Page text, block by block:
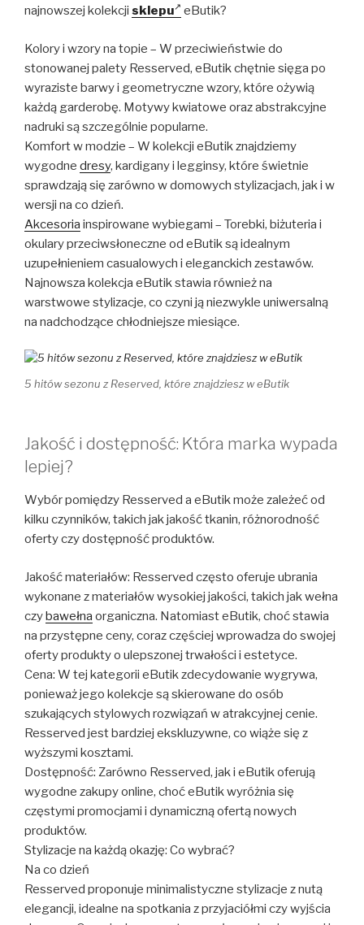
najnowszej kolekcji sklepu eButik?
Kolory i wzory na topie – W przeciwieństwie do
stonowanej palety Resserved, eButik chętnie sięga po
wyraziste barwy i geometryczne wzory, które ożywią
każdą garderobę. Motywy kwiatowe oraz abstrakcyjne
nadruki są szczególnie popularne.
Komfort w modzie – W kolekcji eButik znajdziemy
wygodne dresy, kardigany i legginsy, które świetnie
sprawdzają się zarówno w domowych stylizacjach, jak i w
wersji na co dzień.
Akcesoria inspirowane wybiegami – Torebki, biżuteria i
okulary przeciwsłoneczne od eButik są idealnym
uzupełnieniem casualowych i eleganckich zestawów.
Najnowsza kolekcja eButik stawia również na
warstwowe stylizacje, co czyni ją niezwykle uniwersalną
na nadchodzące chłodniejsze miesiące.
5 hitów sezonu z Reserved, które znajdziesz w eButik
Jakość i dostępność: Która marka wypada
lepiej?
Wybór pomiędzy Resserved a eButik może zależeć od
kilku czynników, takich jak jakość tkanin, różnorodność
oferty czy dostępność produktów.
Jakość materiałów: Resserved często oferuje ubrania
wykonane z materiałów wysokiej jakości, takich jak wełna
czybawełna organiczna. Natomiast eButik, choć stawia
na przystępne ceny, coraz częściej wprowadza do swojej
oferty produkty o ulepszonej trwałości i estetyce.
Cena: W tej kategorii eButik zdecydowanie wygrywa,
ponieważ jego kolekcje są skierowane do osób
szukających stylowych rozwiązań w atrakcyjnej cenie.
Resserved jest bardziej ekskluzywne, co wiąże się z
wyższymi kosztami.
Dostępność: Zarówno Resserved, jak i eButik oferują
wygodne zakupy online, choć eButik wyróżnia się
częstymi promocjami i dynamiczną ofertą nowych
produktów.
Stylizacje na każdą okazję: Co wybrać?
Na co dzień
Resserved proponuje minimalistyczne stylizacje z nutą
elegancji, idealne na spotkania z przyjaciółmi czy wyjścia